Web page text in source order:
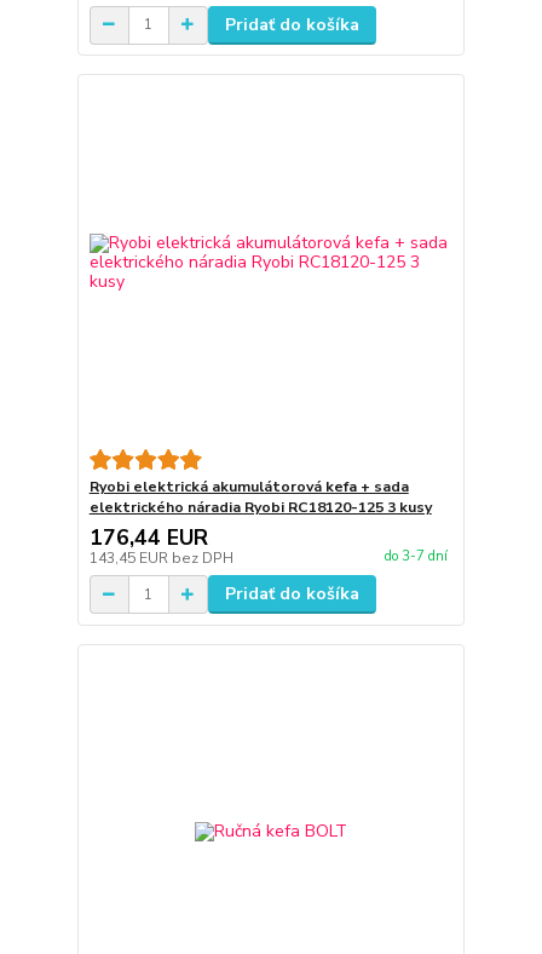
Pridať do košíka
Ryobi elektrická akumulátorová kefa + sada
elektrického náradia Ryobi RC18120-125 3 kusy
176,44 EUR
143,45 EUR bez DPH do 3-7 dní
Pridať do košíka